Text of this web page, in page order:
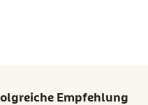
Empfehlung